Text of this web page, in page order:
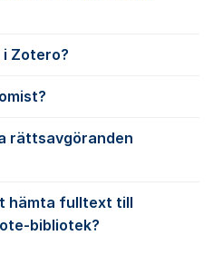
i Zotero?
rättsavgöranden
hämta fulltext till
bibliotek?